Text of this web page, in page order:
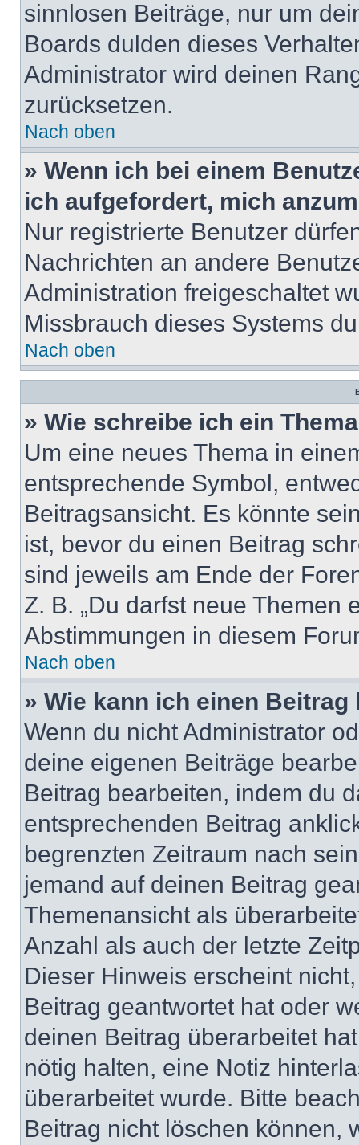
sinnlosen Beiträge, nur um
Boards dulden dieses
Administrator wird deinen
zurücksetzen.
Nach oben
» Wenn ich bei einem
ich aufgefordert, mich
Nur registrierte Benutzer
Nachrichten an andere
Administration freigeschaltet
Missbrauch dieses Systems
Nach oben
» Wie schreibe ich ein
Um eine neues Thema in
entsprechende Symbol,
Beitragsansicht. Es könnte
ist, bevor du einen Beitrag
sind jeweils am Ende der
Z. B. „Du darfst neue Themen
Abstimmungen in diesem
Nach oben
» Wie kann ich einen
Wenn du nicht Administrator
deine eigenen Beiträge
Beitrag bearbeiten, indem du
entsprechenden Beitrag
begrenzten Zeitraum nach
jemand auf deinen Beitrag
Themenansicht als
Anzahl als auch der letzte
Dieser Hinweis erscheint
Beitrag geantwortet hat oder
deinen Beitrag überarbeitet
nötig halten, eine Notiz
überarbeitet wurde. Bitte
Beitrag nicht löschen können,